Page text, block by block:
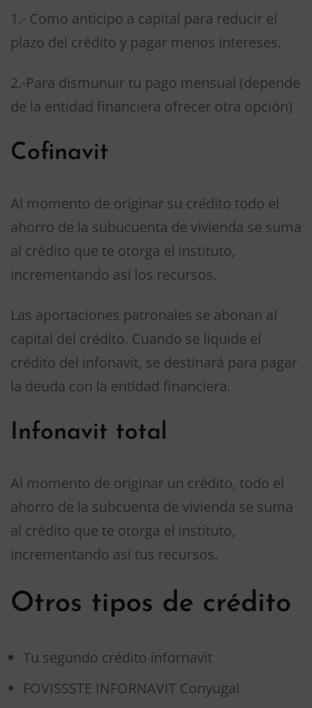
1.- Como anticipo a capital para reducir el
plazo del crédito y pagar menos intereses.
2.-Para dismunuir tu pago mensual (depende
de la entidad financiera ofrecer otra opción)
Cofinavit
Al momento de originar su crédito todo el
ahorro de la subucuenta de vivienda se suma
al crédito que te otorga el instituto,
incrementando así los recursos.
Las aportaciones patronales se abonan al
capital del crédito. Cuando se liquide el
crédito del infonavit, se destinará para pagar
la deuda con la entidad financiera.
Infonavit total
Al momento de originar un crédito, todo el
ahorro de la subcuenta de vivienda se suma
al crédito que te otorga el instituto,
incrementando así tus recursos.
Otros tipos de crédito
Tu segundo crédito infornavit
FOVISSSTE INFORNAVIT Conyugal